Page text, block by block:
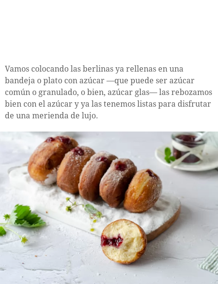
Vamos colocando las berlinas ya rellenas en una
bandeja o plato con azúcar —que puede ser azúcar
común o granulado, o bien, azúcar glas— las rebozamos
bien con el azúcar y ya las tenemos listas para disfrutar
de una merienda de lujo.